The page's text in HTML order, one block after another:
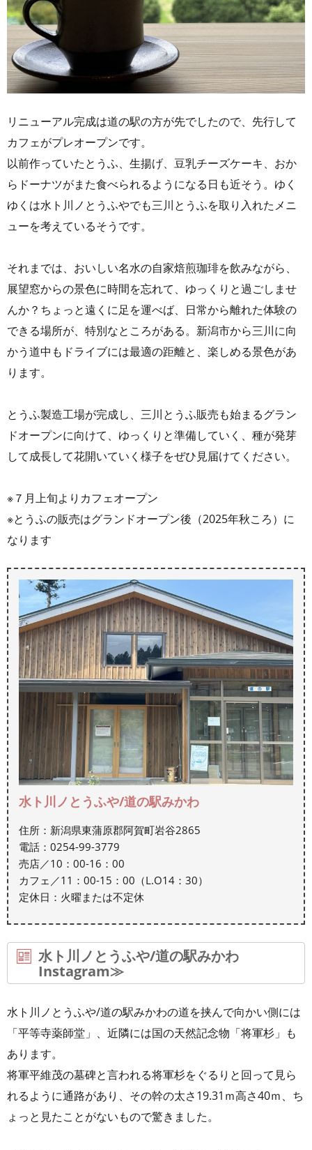
リニューアル完成は道の駅の方が先でしたので、先行して
カフェがプレオープンです。
以前作っていたとうふ、生揚げ、豆乳チーズケーキ、おか
らドーナツがまた食べられるようになる日も近そう。ゆく
ゆくは水ト川ノとうふやでも三川とうふを取り入れたメニ
ューを考えているそうです。
それまでは、おいしい名水の自家焙煎珈琲を飲みながら、
展望窓からの景色に時間を忘れて、ゆっくりと過ごしませ
んか？ちょっと遠くに足を運べば、日常から離れた体験の
できる場所が、特別なところがある。新潟市から三川に向
かう道中もドライブには最適の距離と、楽しめる景色があ
ります。
とうふ製造工場が完成し、三川とうふ販売も始まるグラン
ドオープンに向けて、ゆっくりと準備していく、種が発芽
して成長して花開いていく様子をぜひ見届けてください。
※７月上旬よりカフェオープン
※とうふの販売はグランドオープン後（2025年秋ころ）に
なります
水ト川ノとうふや/道の駅みかわ
住所：新潟県東蒲原郡阿賀町岩谷2865
電話：0254-99-3779
売店／10：00-16：00
カフェ／11：00-15：00（L.O14：30）
定休日：火曜または不定休
水ト川ノとうふや/道の駅みかわ
Instagram≫
水ト川ノとうふや/道の駅みかわの道を挟んで向かい側には
「平等寺薬師堂」、近隣には国の天然記念物「将軍杉」も
あります。
将軍平維茂の墓碑と言われる将軍杉をぐるりと回って見ら
れるように通路があり、その幹の太さ19.31ｍ高さ40ｍ、ち
ょっと見たことがないもので驚きました。